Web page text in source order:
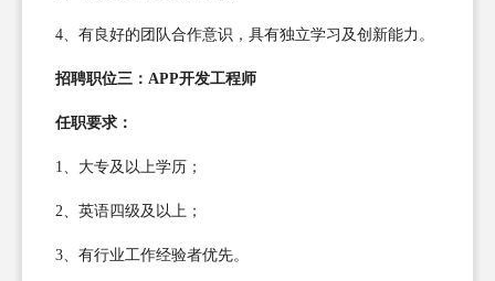
4、有良好的团队合作意识，具有独立学习及创新能力。
招聘职位三：APP开发工程师
任职要求：
1、大专及以上学历；
2、英语四级及以上；
3、有行业工作经验者优先。